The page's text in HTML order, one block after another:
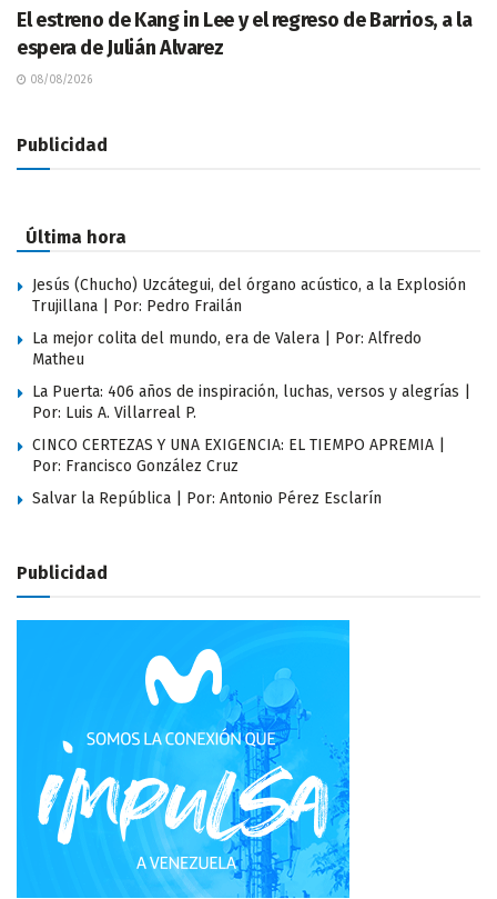
El estreno de Kang in Lee y el regreso de Barrios, a la
espera de Julián Alvarez
08/08/2026
Publicidad
Última hora
Jesús (Chucho) Uzcátegui, del órgano acústico, a la Explosión
Trujillana | Por: Pedro Frailán
La mejor colita del mundo, era de Valera | Por: Alfredo
Matheu
La Puerta: 406 años de inspiración, luchas, versos y alegrías |
Por: Luis A. Villarreal P.
CINCO CERTEZAS Y UNA EXIGENCIA: EL TIEMPO APREMIA |
Por: Francisco González Cruz
Salvar la República | Por: Antonio Pérez Esclarín
Publicidad